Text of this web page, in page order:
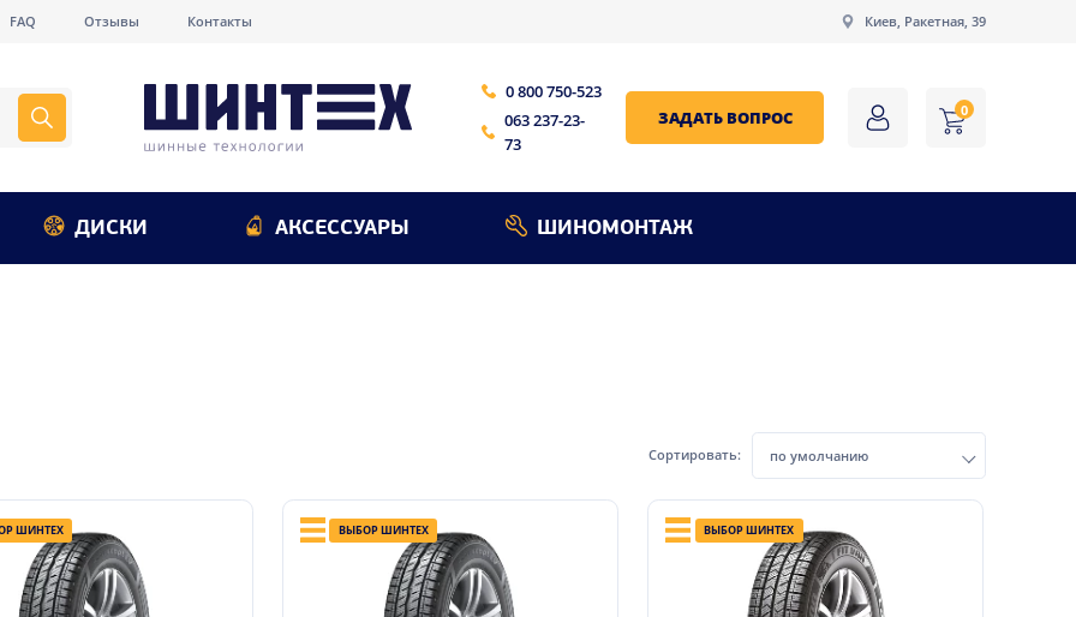
FAQ Отзывы Контакты Киев, Ракетная, 39
0 800 750-523
063 237-23-
73
ЗАДАТЬ ВОПРОС 0
ДИСКИ АКСЕССУАРЫ ШИНОМОНТАЖ
Сортировать: по умолчанию
ШИНТЕХ ВЫБОР ШИНТЕХ ВЫБОР ШИНТЕХ